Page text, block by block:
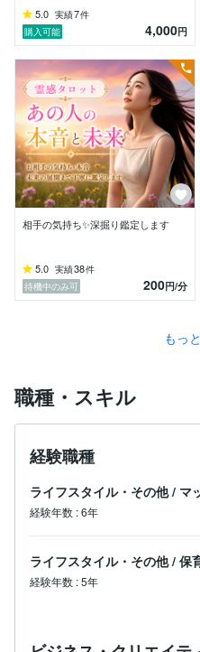
す。
そんな時、あなたの心に
を見つけるお手伝いがで
どうぞお気軽にご相談くだ
5.0 実績7件
購入可能
4,000円
相手の気持ち✨深掘り鑑定します
5.0 実績38件
待機中のみ可
200円/分
もっ
職種・スキル
経験職種
ライフスタイル・その他 / マ
経験年数 :6年
ライフスタイル・その他 / 保
経験年数 :5年